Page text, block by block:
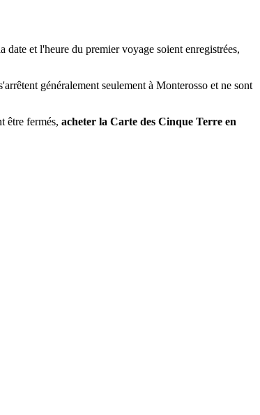
date et l'heure du premier voyage soient enregistrées,
généralement seulement à Monterosso et ne sont
être fermés, acheter la Carte des Cinque Terre en